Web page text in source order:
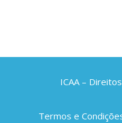
ICAA –
Termos e